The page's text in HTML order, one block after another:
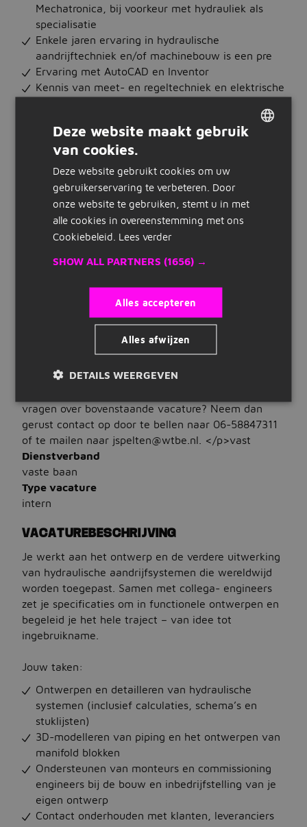
Mechatronica, bij voorkeur met hydrauliek als
specialisatie
Enkele jaren ervaring in hydraulische
aandrijftechniek en/of machinebouw is een pre
Ervaring met AutoCAD en Inventor
Kennis van meet- en regeltechniek en elektrische
Je kunt hydraulische berekeningen uitvoeren en
schema’s opstellen
Ervaring met FMECA’s en risicoanalyses is een
Goede beheersing van de Engelse taal in woord
Je beheerst Nederlands
32 tot 40 uur per week
<p>Solliciteer direct voor deze functie via de
vragen over bovenstaande vacature? Neem dan
gerust contact op door te bellen naar 06-58847311
of te mailen naar jspelten@wtbe.nl. </p>vast
Dienstverband
vaste baan
Type vacature
intern
VACATUREBESCHRIJVING
Je werkt aan het ontwerp en de verdere uitwerking
van hydraulische aandrijfsystemen die wereldwijd
worden toegepast. Samen met collega- engineers
zet je specificaties om in functionele ontwerpen en
begeleid je het hele traject – van idee tot
ingebruikname.
Jouw taken:
Ontwerpen en detailleren van hydraulische
systemen (inclusief calculaties, schema’s en
stuklijsten)
3D-modelleren van piping en het ontwerpen van
manifold blokken
Ondersteunen van monteurs en commissioning
engineers bij de bouw en inbedrijfstelling van je
eigen ontwerp
Contact onderhouden met klanten, leveranciers
Snelle links
Inschrijven
Vacatures
Vacatures zoeken
Vacatures per locatie
Vacatures per dienstverband
Jobbird
Kies een andere regio
Jobs Deutschland
Jobs United Kingdom
Help
Jobs at Jobbird.com
Algemene voorwaarden
Vacatures plaatsen
Deze website maakt gebruik
van cookies.
Deze website gebruikt cookies om uw
gebruikerservaring te verbeteren. Door
onze website te gebruiken, stemt u in met
alle cookies in overeenstemming met ons
Cookiebeleid. Lees verder
SHOW ALL PARTNERS (1656) →
Alles accepteren
Alles afwijzen
DETAILS WEERGEVEN